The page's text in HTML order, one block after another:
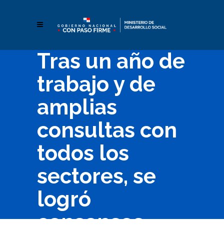
Tras un año de
trabajo y de
amplias
consultas con
todos los
sectores, se
logró
consensos